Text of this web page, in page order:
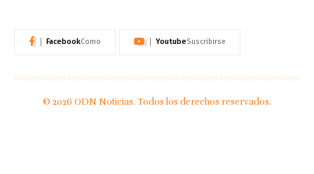
FacebookComo YoutubeSuscribirse
© 2026 ODN Noticias. Todos los derechos reservados.